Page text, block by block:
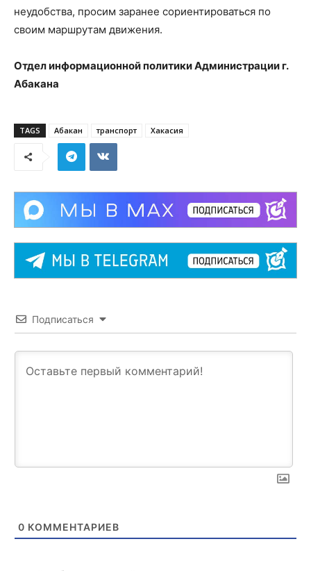
неудобства, просим заранее сориентироваться по
своим маршрутам движения.
Отдел информационной политики Администрации г.
Абакана
TAGS Абакан транспорт Хакасия
Подписаться
0 КОММЕНТАРИЕВ